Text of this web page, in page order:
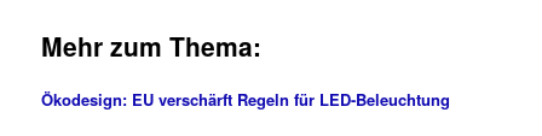
Mehr zum Thema:
Ökodesign: EU verschärft Regeln für LED-Beleuchtung